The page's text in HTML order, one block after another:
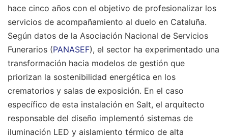
hace cinco años con el objetivo de profesionalizar los
servicios de acompañamiento al duelo en Cataluña.
Según datos de la Asociación Nacional de Servicios
Funerarios (PANASEF), el sector ha experimentado una
transformación hacia modelos de gestión que
priorizan la sostenibilidad energética en los
crematorios y salas de exposición. En el caso
específico de esta instalación en Salt, el arquitecto
responsable del diseño implementó sistemas de
iluminación LED y aislamiento térmico de alta